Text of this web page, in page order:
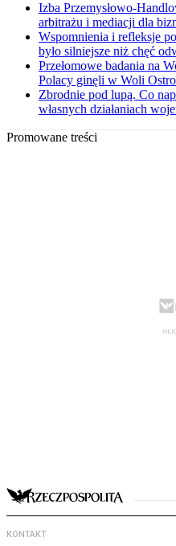
Izba Przemysłowo-
arbitrażu i mediacji dla
Wspomnienia i refleksje
było silniejsze niż chęć
Przełomowe badania na
Polacy ginęli w Woli
Zbrodnie pod lupą. Co
własnych działaniach
Promowane treści
KONTAKT